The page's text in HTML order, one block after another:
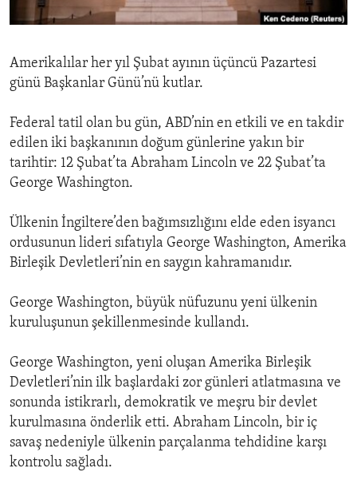
ENVIRONMENT AND HEALTH
Amerikalılar her yıl Şubat ayının üçüncü Pazartesi
günü Başkanlar Günü’nü kutlar.
Federal tatil olan bu gün, ABD’nin en etkili ve en takdir
edilen iki başkanının doğum günlerine yakın bir
tarihtir: 12 Şubat’ta Abraham Lincoln ve 22 Şubat’ta
George Washington.
Ülkenin İngiltere’den bağımsızlığını elde eden isyancı
ordusunun lideri sıfatıyla George Washington, Amerika
Birleşik Devletleri’nin en saygın kahramanıdır.
George Washington, büyük nüfuzunu yeni ülkenin
kuruluşunun şekillenmesinde kullandı.
George Washington, yeni oluşan Amerika Birleşik
Devletleri’nin ilk başlardaki zor günleri atlatmasına ve
sonunda istikrarlı, demokratik ve meşru bir devlet
kurulmasına önderlik etti. Abraham Lincoln, bir iç
savaş nedeniyle ülkenin parçalanma tehdidine karşı
kontrolu sağladı.